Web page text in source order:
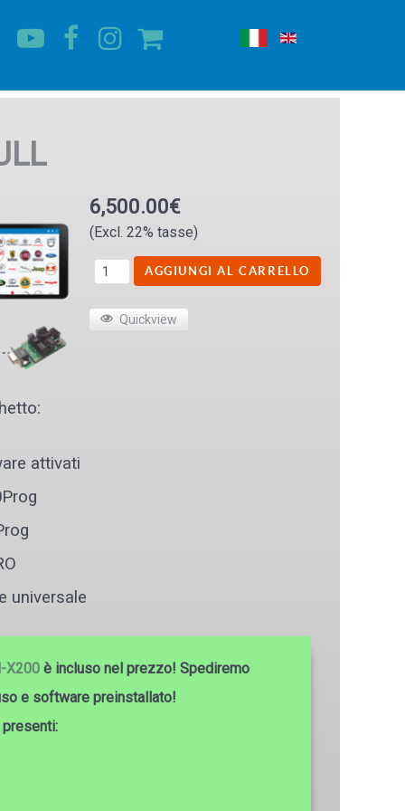
6,500.00€
(Excl. 22% tasse)
Quickview
attivati
universale
X200 è incluso nel prezzo! Spediremo
e software preinstallato!